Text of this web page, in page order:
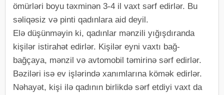
ömürləri boyu təxminən 3-4 il vaxt sərf edirlər. Bu
səliqəsiz və pinti qadınlara aid deyil.
Elə düşünməyin ki, qadınlar mənzili yığışdıranda
kişilər istirahət edirlər. Kişilər eyni vaxtı bağ-
bağçaya, mənzil və avtomobil təmirinə sərf edirlər.
Bəziləri isə ev işlərində xanımlarına kömək edirlər.
Nəhayət, kişi ilə qadının birlikdə sərf etdiyi vaxt da